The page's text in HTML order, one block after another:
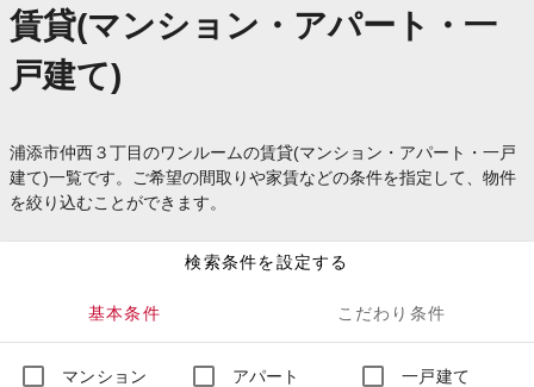
賃貸(マンション・アパート・一
戸建て)
浦添市仲西３丁目のワンルームの賃貸(マンション・アパート・一戸
建て)一覧です。ご希望の間取りや家賃などの条件を指定して、物件
を絞り込むことができます。
検索条件を設定する
基本条件 こだわり条件
マンション アパート 一戸建て